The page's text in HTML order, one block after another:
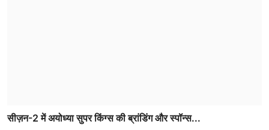
सीज़न-2 में अयोध्या सुपर किंग्स की ब्रांडिंग और स्पॉन्स...